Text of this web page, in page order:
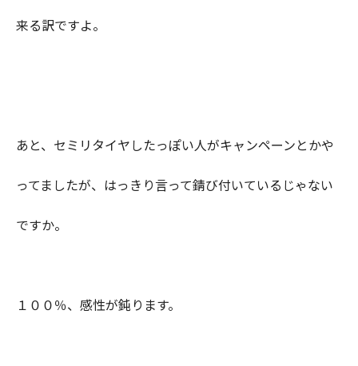
来る訳ですよ。
あと、セミリタイヤしたっぽい人がキャンペーンとかや
ってましたが、はっきり言って錆び付いているじゃない
ですか。
１００％、感性が鈍ります。